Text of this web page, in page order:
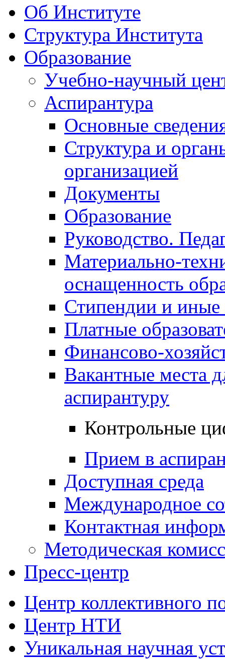
Об Институте
Структура Института
Образование
Учебно-научный
Аспирантура
Основные
Структура и
организацией
Документы
Образование
Руководство.
Материально-
оснащенность
Стипендии и иные
Платные
Финансово-
Вакантные места
аспирантуру
Контрольные
Прием в
Доступная среда
Международное
Контактная
Методическая
Пресс-центр
Центр коллективного
Центр НТИ
Уникальная научная